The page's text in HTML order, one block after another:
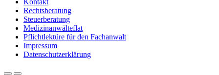
Kontakt
Rechtsberatung
Steuerberatung
Medizinanwälteflat
Pflichtlektüre für den Fachanwalt
Impressum
Datenschutzerklärung